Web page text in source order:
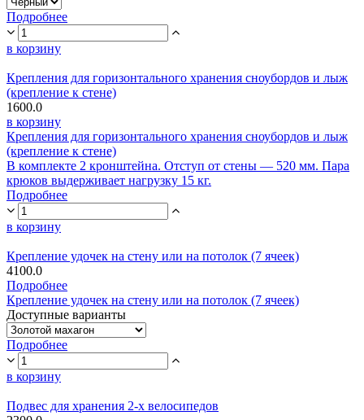
Подробнее
в корзину
Крепления для горизонтального хранения сноубордов и лыж
(крепление к стене)
1600.0
в корзину
Крепления для горизонтального хранения сноубордов и лыж
(крепление к стене)
В комплекте 2 кронштейна. Отступ от стены — 520 мм. Пара
крюков выдерживает нагрузку 15 кг.
Подробнее
в корзину
Крепление удочек на стену или на потолок (7 ячеек)
4100.0
Подробнее
Крепление удочек на стену или на потолок (7 ячеек)
Доступные варианты
Подробнее
в корзину
Подвес для хранения 2-х велосипедов